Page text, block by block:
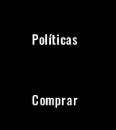
Políticas
Comprar